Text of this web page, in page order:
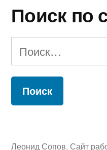
Поиск по
Найти:
Леонид Сопов, Сайт